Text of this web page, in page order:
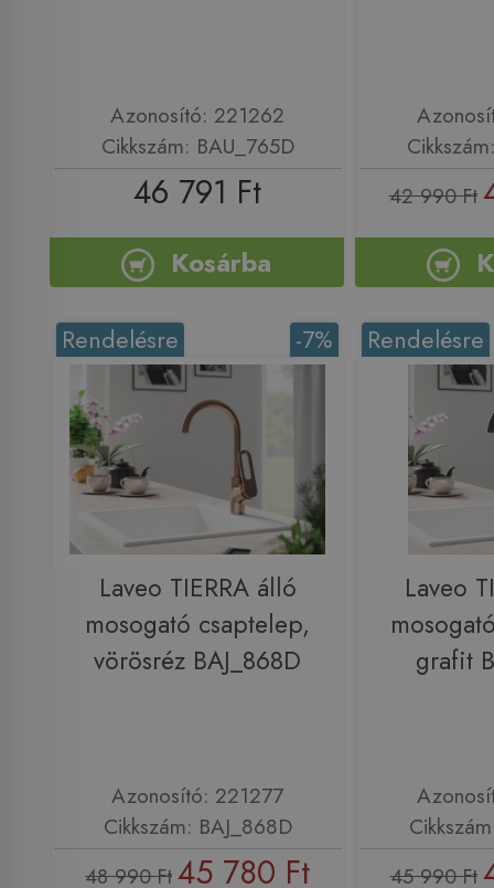
Azonosító: 221262
Cikkszám: BAU_765D
46 791 Ft
Kosárba
42 990 Ft
-7%
Rendelésre
Laveo TIERRA álló
mosogató csaptelep,
vörösréz BAJ_868D
Azonosító: 221277
Cikkszám: BAJ_868D
48 990 Ft45 780 Ft
Rendelésre
Laveo
grafit
45 990 Ft